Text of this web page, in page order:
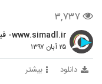
۳,۷۳۷
www.simadl.ir- فیلم به وقت خماری
۲۵ آبان ۱۳۹۷
دانلود بیشتر